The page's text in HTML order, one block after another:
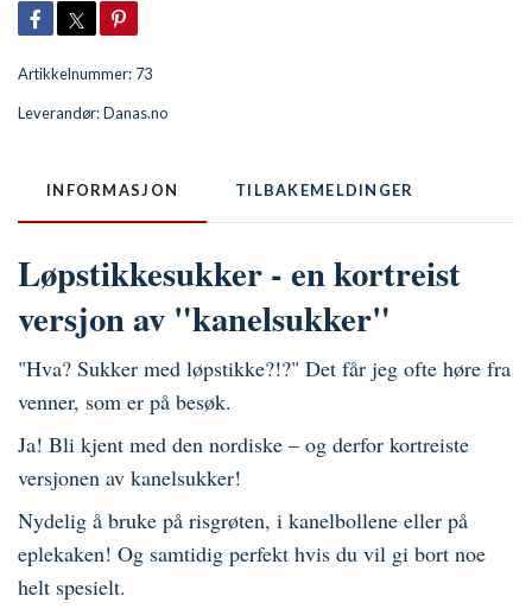
Artikkelnummer: 73
Leverandør:Danas.no
INFORMASJON TILBAKEMELDINGER
Løpstikkesukker - en kortreist
versjon av "kanelsukker"
"Hva? Sukker med løpstikke?!?" Det får jeg ofte høre fra
venner, som er på besøk.
Ja! Bli kjent med den nordiske – og derfor kortreiste
versjonen av kanelsukker!
Nydelig å bruke på risgrøten, i kanelbollene eller på
eplekaken! Og samtidig perfekt hvis du vil gi bort noe
helt spesielt.